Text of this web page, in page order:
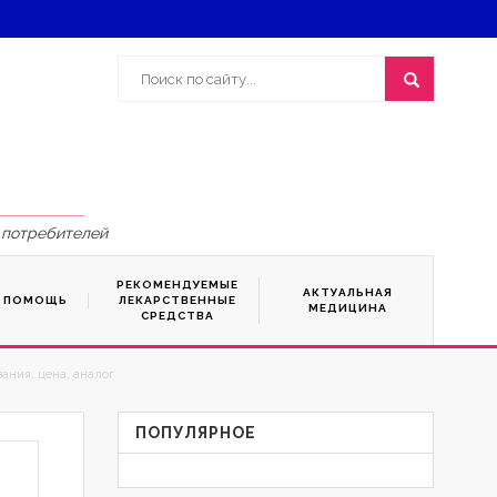
ПОМОЩЬ
РЕКОМЕНДУЕМЫЕ
ЛЕКАРСТВЕННЫЕ
СРЕДСТВА
АКТУАЛЬНАЯ
МЕДИЦИНА
цена, аналог
ПОПУЛЯРНОЕ